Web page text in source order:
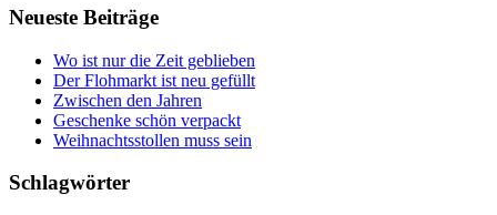
Neueste Beiträge
Wo ist nur die Zeit geblieben
Der Flohmarkt ist neu gefüllt
Zwischen den Jahren
Geschenke schön verpackt
Weihnachtsstollen muss sein
Schlagwörter